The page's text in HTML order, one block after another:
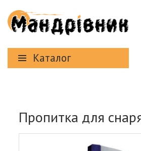
Каталог
Пропитка для